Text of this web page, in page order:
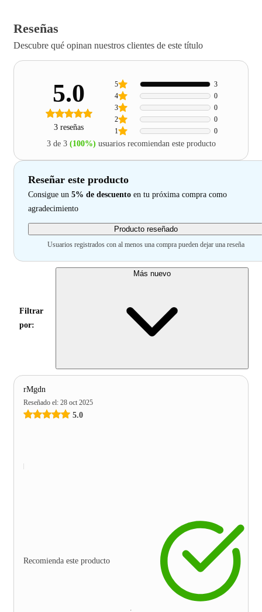
Reseñas
Descubre qué opinan nuestros clientes de este título
5.0
3 reseñas 1 0
2 0
3 0
4 0
5 3
3 de 3 (100%) usuarios recomiendan este producto
Reseñar este producto
Consigue un 5% de descuento en tu próxima compra como
agradecimiento
Producto reseñado
Usuarios registrados con al menos una compra pueden dejar una reseña
Filtrar
por:
Más nuevo
rMgdn
Reseñado el: 28 oct 2025
5.0
Recomienda este producto